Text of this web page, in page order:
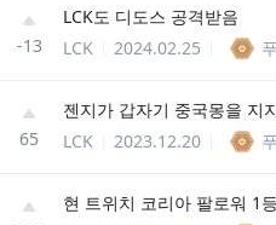
-13
LCK도 디도스 공격받음
LCK
2024.02.25
65
LCK
2023.12.20
현 트위치 코리아 팔로워 1등